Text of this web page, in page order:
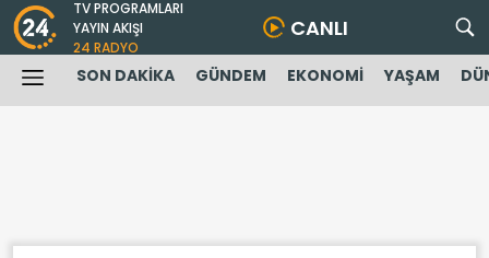
TV PROGRAMLARI
YAYIN AKIŞI
24 RADYO
CANLI
SON DAKİKA GÜNDEM EKONOMİ YAŞAM